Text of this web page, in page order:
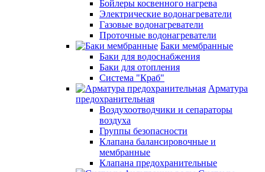
Бойлеры косвенного нагрева
Электрические водонагреватели
Газовые водонагреватели
Проточные водонагреватели
Баки мембранные
Баки для водоснабжения
Баки для отопления
Система "Краб"
Арматура
предохранительная
Воздухоотводчики и сепараторы
воздуха
Группы безопасности
Клапана балансировочные и
мембранные
Клапана предохранительные